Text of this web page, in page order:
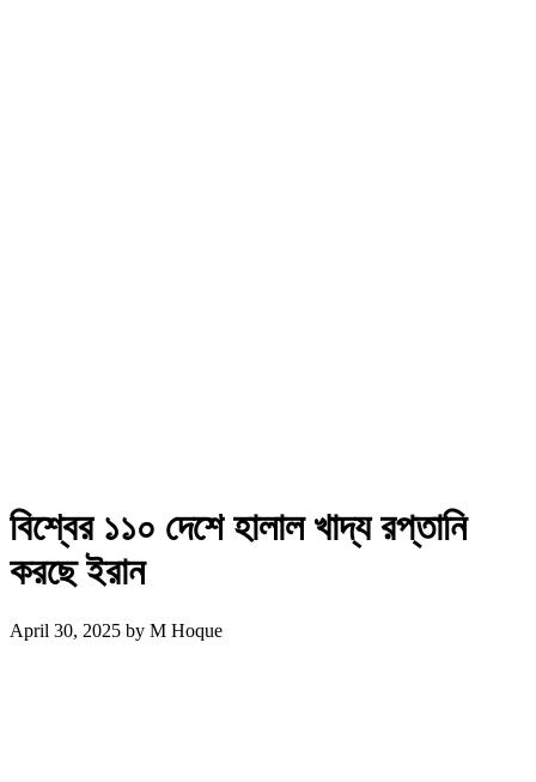
বিশ্বের ১১০ দেশে হালাল খাদ্য রপ্তানি
করছে ইরান
April 30, 2025 by M Hoque